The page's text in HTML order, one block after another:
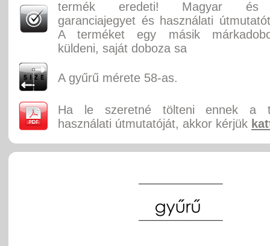
termék eredeti! Magyar és
garanciajegyet és használati
A terméket egy másik
küldeni, saját doboza sa
A gyűrű mérete 58-as.
Ha le szeretné tölteni ennek a
használati útmutatóját, akkor kérjük